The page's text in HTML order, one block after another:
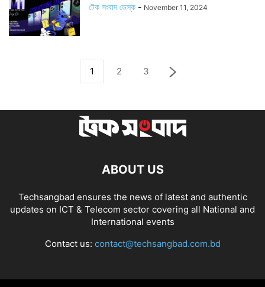
টেক সংবাদ ডেস্ক - November 11, 2024
1 2 3
ABOUT US
Techsangbad ensures the news of latest and authentic
updates on ICT & Telecom sector covering all National and
International events
Contact us: contact@techsangbad.com.bd